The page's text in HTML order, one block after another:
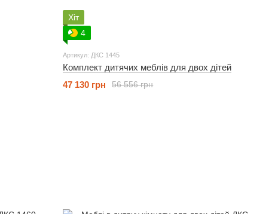
Хіт
4
Артикул: ДКС 1445
Комплект дитячих меблів для двох дітей
56 556 грн
47 130 грн